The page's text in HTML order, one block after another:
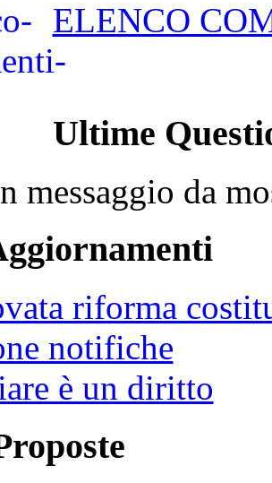
ELENCO
Ultime
messaggio da
riforma
notifiche
è un diritto